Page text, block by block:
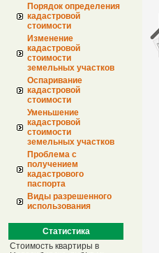
Порядок определения
кадастровой
стоимости
Изменение
кадастровой
стоимости
земельных участков
Оспаривание
кадастровой
стоимости
Уменьшение
кадастровой
стоимости
земельных участков
Проблема с
получением
кадастрового
паспорта
Виды разрешенного
использования
Статистика
Стоимость квартиры в